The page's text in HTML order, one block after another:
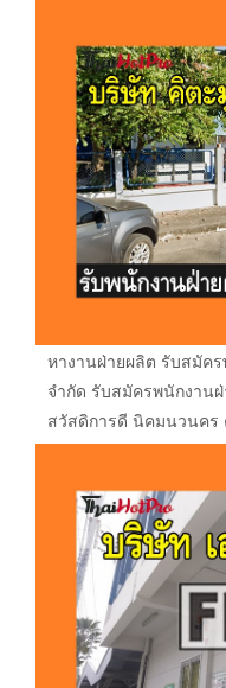
หางานฝ่ายผลิต รับสมัค
จำกัด รับสมัครพนักงาน
สวัสดิการดี นิคมนวนคร